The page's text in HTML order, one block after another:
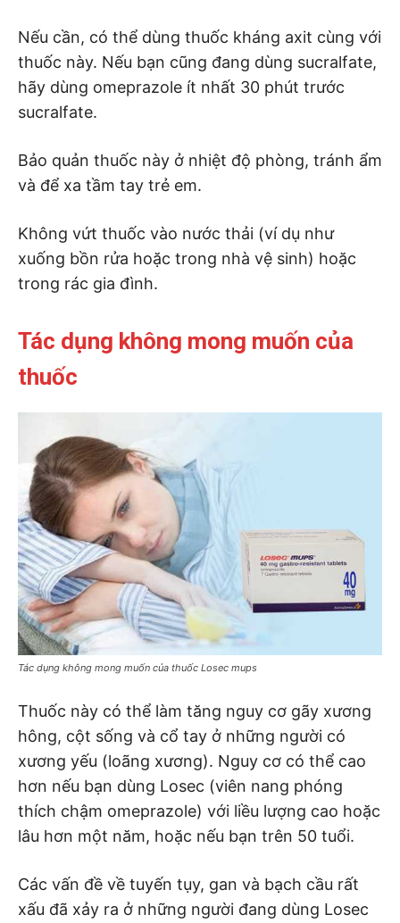
Nếu cần, có thể dùng thuốc kháng axit cùng với
thuốc này. Nếu bạn cũng đang dùng sucralfate,
hãy dùng omeprazole ít nhất 30 phút trước
sucralfate.
Bảo quản thuốc này ở nhiệt độ phòng, tránh ẩm
và để xa tầm tay trẻ em.
Không vứt thuốc vào nước thải (ví dụ như
xuống bồn rửa hoặc trong nhà vệ sinh) hoặc
trong rác gia đình.
Tác dụng không mong muốn của
thuốc
Tác dụng không mong muốn của thuốc Losec mups
Thuốc này có thể làm tăng nguy cơ gãy xương
hông, cột sống và cổ tay ở những người có
xương yếu (loãng xương). Nguy cơ có thể cao
hơn nếu bạn dùng Losec (viên nang phóng
thích chậm omeprazole) với liều lượng cao hoặc
lâu hơn một năm, hoặc nếu bạn trên 50 tuổi.
Các vấn đề về tuyến tụy, gan và bạch cầu rất
xấu đã xảy ra ở những người đang dùng Losec